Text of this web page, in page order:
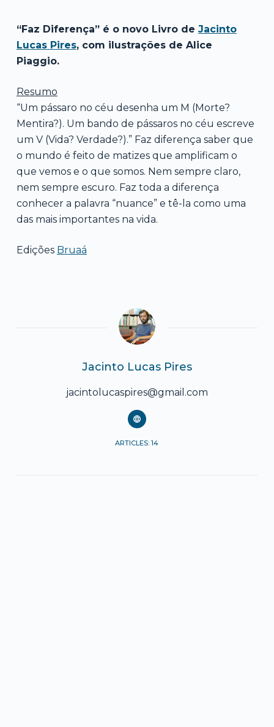
“Faz Diferença” é o novo Livro de Jacinto
Lucas Pires, com ilustrações de Alice
Piaggio.
Resumo
“Um pássaro no céu desenha um M (Morte?
Mentira?). Um bando de pássaros no céu escreve
um V (Vida? Verdade?).” Faz diferença saber que
o mundo é feito de matizes que amplificam o
que vemos e o que somos. Nem sempre claro,
nem sempre escuro. Faz toda a diferença
conhecer a palavra “nuance” e tê-la como uma
das mais importantes na vida.
Edições Bruaá
Jacinto Lucas Pires
jacintolucaspires@gmail.com
ARTICLES: 14